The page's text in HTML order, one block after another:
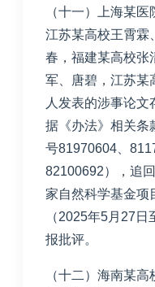
（十一）上海某
江苏某高校王霄霖
春，福建某高校张
军、唐碧，江苏某
人发表的涉事论
据《办法》相关条
号81970604、
82100692），追
家自然科学基金项
（2025年5月27
报批评。
（十二）海南某